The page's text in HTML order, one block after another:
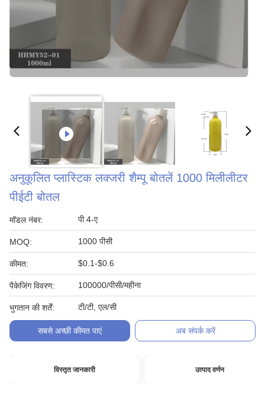
अनुकूलित प्लास्टिक लक्जरी शैम्पू बोतलें 1000 मिलीलीटर
पीईटी बोतल
मॉडल नंबर: पी 4-ए
MOQ: 1000 पीसी
कीमत: $0.1-$0.6
पैकेजिंग विवरण: 100000/पीसी/महीना
भुगतान की शर्तें: टी/टी, एल/सी
सबसे अच्छी कीमत पाएं अब संपर्क करें
विस्तृत जानकारी उत्पाद वर्णन